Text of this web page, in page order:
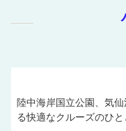
陸中海岸国立公園、気
る快適なクルーズのひ